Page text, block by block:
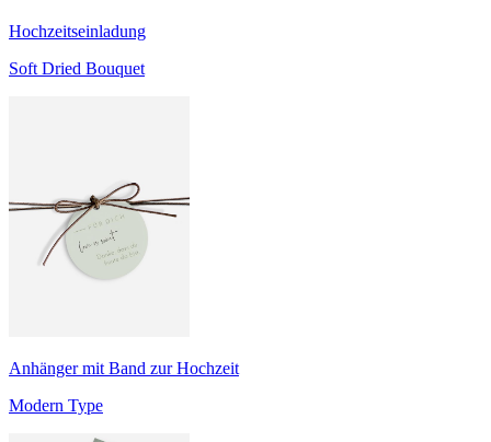
Hochzeitseinladung
Soft Dried Bouquet
Anhänger mit Band zur Hochzeit
Modern Type